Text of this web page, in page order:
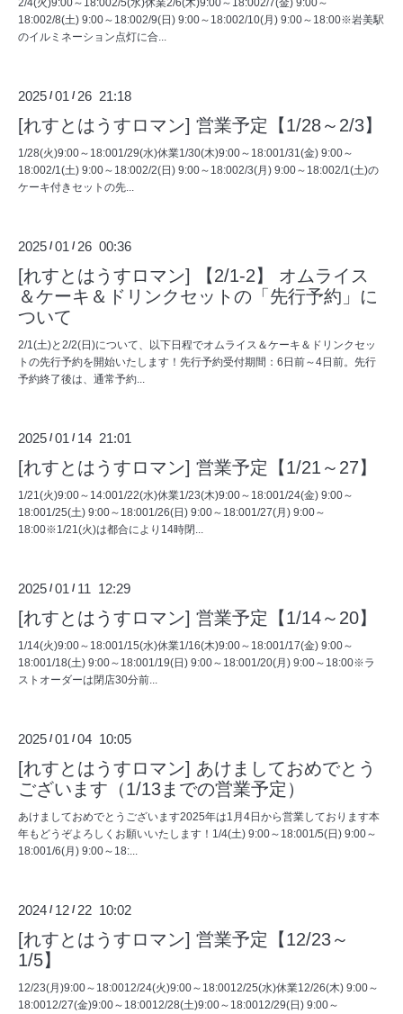
18:002/8(土) 9:00～18:002/9(日) 9:00～18:002/10(月) 9:00～18:00※岩美駅
のイルミネーション点灯に合...
2025 /01 / 26 21:18
[れすとはうすロマン] 営業予定【1/28～2/3】
1/28(火)9:00～18:001/29(水)休業1/30(木)9:00～18:001/31(金) 9:00～
18:002/1(土) 9:00～18:002/2(日) 9:00～18:002/3(月) 9:00～18:002/1(土)の
ケーキ付きセットの先...
2025 /01 / 26 00:36
[れすとはうすロマン] 【2/1-2】 オムライス
＆ケーキ＆ドリンクセットの「先行予約」に
ついて
2/1(土)と2/2(日)について、以下日程でオムライス＆ケーキ＆ドリンクセッ
トの先行予約を開始いたします！先行予約受付期間：6日前～4日前。先行
予約終了後は、通常予約...
2025 /01 / 14 21:01
[れすとはうすロマン] 営業予定【1/21～27】
1/21(火)9:00～14:001/22(水)休業1/23(木)9:00～18:001/24(金) 9:00～
18:001/25(土) 9:00～18:001/26(日) 9:00～18:001/27(月) 9:00～
18:00※1/21(火)は都合により14時閉...
2025 /01 / 11 12:29
[れすとはうすロマン] 営業予定【1/14～20】
1/14(火)9:00～18:001/15(水)休業1/16(木)9:00～18:001/17(金) 9:00～
18:001/18(土) 9:00～18:001/19(日) 9:00～18:001/20(月) 9:00～18:00※ラ
ストオーダーは閉店30分前...
2025 /01 /04 10:05
[れすとはうすロマン] あけましておめでとう
ございます（1/13までの営業予定）
あけましておめでとうございます2025年は1月4日から営業しております本
年もどうぞよろしくお願いいたします！1/4(土) 9:00～18:001/5(日) 9:00～
18:001/6(月) 9:00～18:...
2024 / 12 / 22 10:02
[れすとはうすロマン] 営業予定【12/23～
1/5】
12/23(月)9:00～18:0012/24(火)9:00～18:0012/25(水)休業12/26(木) 9:00～
18:0012/27(金)9:00～18:0012/28(土)9:00～18:0012/29(日) 9:00～